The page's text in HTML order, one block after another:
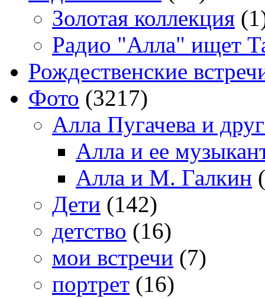
Золотая коллекция
Радио "Алла" ищет
Рождественские
Фото (3217)
Алла Пугачева и
Алла и ее
Алла и М. Галкин
Дети (142)
детство (16)
мои встречи (7)
портрет (16)